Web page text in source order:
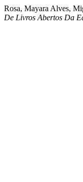
Rosa, Mayara Alves,
De Livros Abertos Da